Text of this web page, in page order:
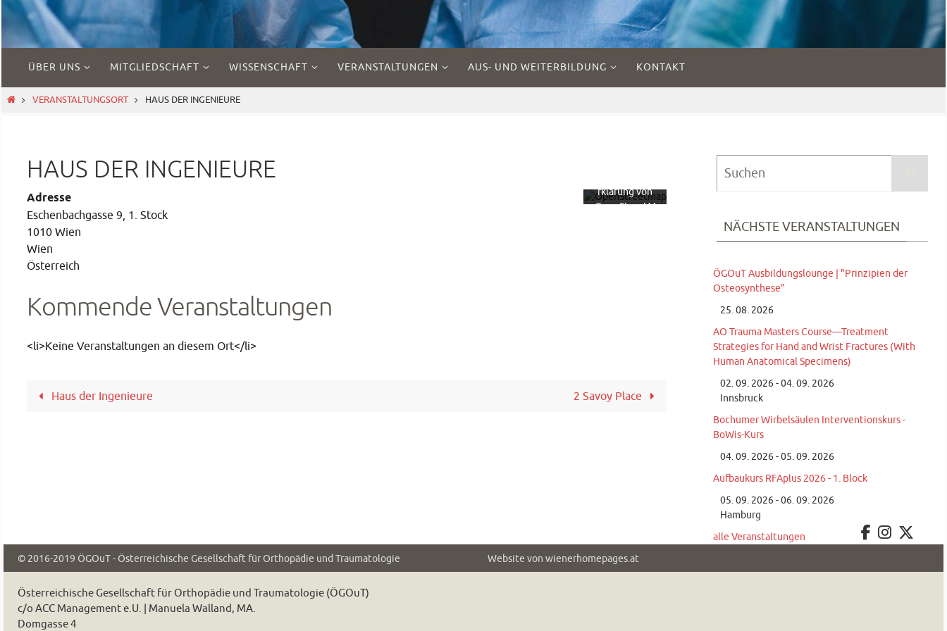
ÜBER UNS MITGLIEDSCHAFT WISSENSCHAFT VERANSTALTUNGEN AUS- UND WEITERBILDUNG KONTAKT
STARTVERANSTALTUNGSORT HAUS DER INGENIEURE
HAUS DER INGENIEURE
rklärung von
OpenStreetM
Adresse
Eschenbachgasse 9, 1. Stock
1010 Wien
Wien
Österreich
Kommende Veranstaltungen
<li>Keine Veranstaltungen an diesem Ort</li>
Haus der Ingenieure 2 Savoy Place
NÄCHSTE VERANSTALTUNGEN
ÖGOuT Ausbildungslounge | "Prinzipien der
Osteosynthese"
25. 08. 2026
AO Trauma Masters Course—Treatment
Strategies for Hand and Wrist Fractures (With
Human Anatomical Specimens)
02. 09. 2026 - 04. 09. 2026
Innsbruck
Bochumer Wirbelsäulen Interventionskurs -
BoWis-Kurs
04. 09. 2026 - 05. 09. 2026
Aufbaukurs RFAplus 2026 - 1. Block
05. 09. 2026 - 06. 09. 2026
Hamburg
alle Veranstaltungen
© 2016-2019 ÖGOuT - Österreichische Gesellschaft für Orthopädie und Traumatologie Website von wienerhomepages.at
Österreichische Gesellschaft für Orthopädie und Traumatologie (ÖGOuT)
c/o ACC Management e.U. | Manuela Walland, MA.
Domgasse 4